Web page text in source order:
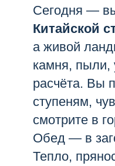
Сегодня —
Китайской
а живой
камня, пыли,
расчёта. Вы
ступеням,
смотрите в
Обед — в
Тепло,